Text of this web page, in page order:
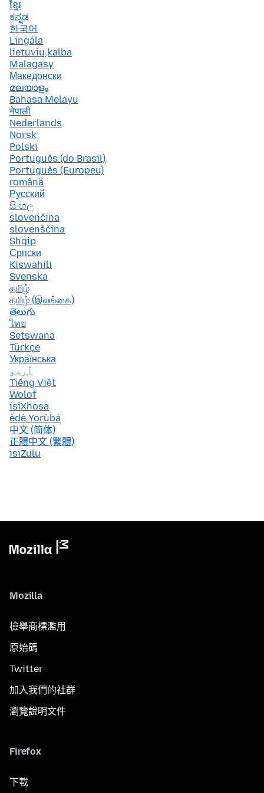
ខ្មែរ
ಕನ್ನಡ
한국어
Lingála
lietuvių kalba
Malagasy
Македонски
മലയാളം
Bahasa Melayu
नेपाली
Nederlands
Norsk
Polski
Português (do Brasil)
Português (Europeu)
română
Русский
සිංහල
slovenčina
slovenščina
Shqip
Српски
Kiswahili
Svenska
தமிழ்
தமிழ் (இலங்கை)
తెలుగు
ไทย
Setswana
Türkçe
Українська
اُردو
Tiếng Việt
Wolof
isiXhosa
èdè Yorùbá
中文 (简体)
正體中文 (繁體)
isiZulu
Mozilla
檢舉商標濫用
原始碼
Twitter
加入我們的社群
瀏覽說明文件
Firefox
下載